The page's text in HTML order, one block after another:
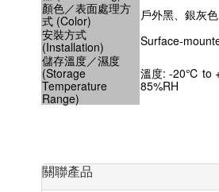
顏色／表面處理方
式 (Color)
戶外黑、銀灰色
安裝方式
(Installation)
Surface-
儲存溫度／濕度
(Storage
Temperature
Range)
溫度: -20℃ to
85%RH
關聯產品